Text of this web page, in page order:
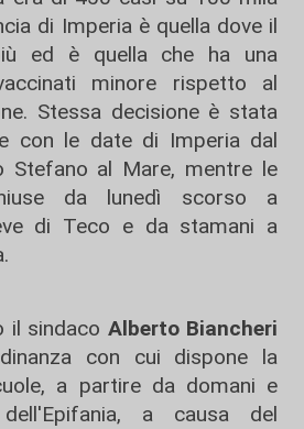
di Imperia è quella dove il
ed è quella che ha una
minore rispetto al
Stessa decisione è stata
con le date di Imperia dal
Stefano al Mare, mentre le
da lunedì scorso a
di Teco e da stamani a
il sindaco Alberto Biancheri
con cui dispone la
a partire da domani e
a causa del